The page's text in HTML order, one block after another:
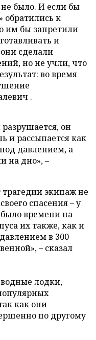
было. И если бы
обратились к
им бы запретили
и
сделали
но не учли, что
во время
.
разрушается, он
и рассыпается как
давлением, а
на дно», –
экипаж не
спасения – у
времени на
их также, как и
в 300
– сказал
лодки,
как они
по другому